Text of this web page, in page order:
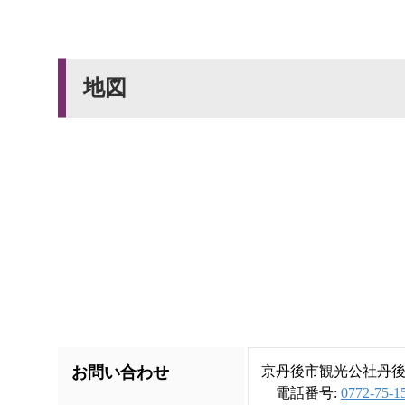
地図
お問い合わせ
京丹後市観光公社丹
電話番号: 0772-75-